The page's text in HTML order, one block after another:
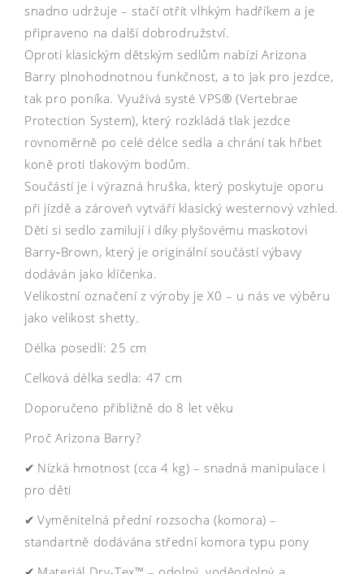
snadno udržuje – stačí otřít vlhkým hadříkem a je
připraveno na další dobrodružství.
Oproti klasickým dětským sedlům nabízí Arizona
Barry plnohodnotnou funkčnost, a to jak pro jezdce,
tak pro poníka. Využívá systé VPS® (Vertebrae
Protection System), který rozkládá tlak jezdce
rovnoměrně po celé délce sedla a chrání tak hřbet
koně proti tlakovým bodům.
Součástí je i výrazná hruška, který poskytuje oporu
při jízdě a zároveň vytváří klasický westernový vzhled.
Děti si sedlo zamilují i díky plyšovému maskotovi
Barry‑Brown, který je originální součástí výbavy
dodáván jako klíčenka.
Velikostní označení z výroby je X0 – u nás ve výběru
jako velikost shetty.
Délka posedlí: 25 cm
Celková délka sedla: 47 cm
Doporučeno přibližně do 8 let věku
Proč Arizona Barry?
✔ Nízká hmotnost (cca 4 kg) – snadná manipulace i
pro děti
✔ Vyměnitelná přední rozsocha (komora) –
standartně dodávána střední komora typu pony